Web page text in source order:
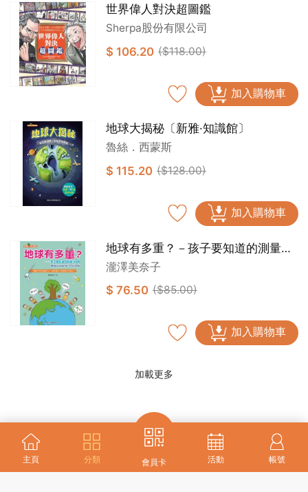
世界偉人對決超圖鑑
Sherpa股份有限公司
$ 106.20 ($118.00)
加入購物車
地球大揭秘〔新雅·知識館〕
魯絲．西蒙斯
$ 115.20 ($128.00)
加入購物車
地球有多重？－孩子要知道的測量小
百科[新雅‧知識館]
瀧澤美奈子
$ 76.50 ($85.00)
加入購物車
加載更多
主頁 分類 會員卡 活動 帳號